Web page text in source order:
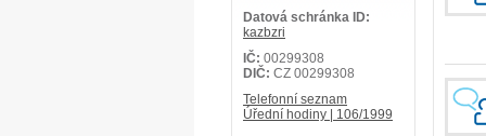
Datová schránka ID:
kazbzri
IČ: 00299308
DIČ: CZ 00299308
Telefonní seznam
Úřední hodiny | 106/1999